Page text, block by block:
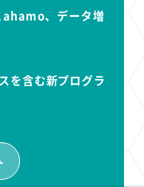
ahamo、データ増
を含む新プログラ